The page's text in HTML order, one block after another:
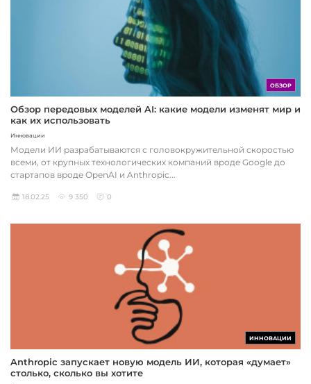
ОБЗОР
Обзор передовых моделей AI: какие модели изменят мир и
как их использовать
Инновации
Модели ИИ разрабатываются с головокружительной скоростью
всеми, от крупных технологических компаний вроде Google до
стартапов вроде OpenAI и Anthropic...
18.02.25 9 350 0
ИННОВАЦИИ
Anthropic запускает новую модель ИИ, которая «думает»
столько, сколько вы хотите